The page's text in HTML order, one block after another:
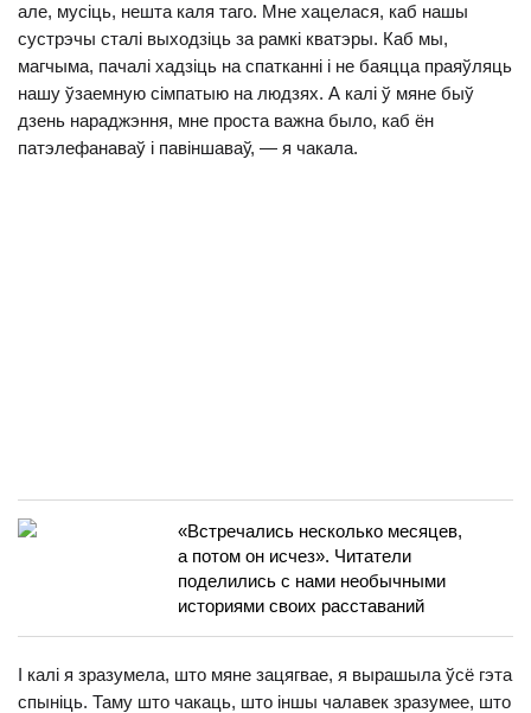
але, мусіць, нешта каля таго. Мне хацелася, каб нашы
сустрэчы сталі выходзіць за рамкі кватэры. Каб мы,
магчыма, пачалі хадзіць на спатканні і не баяцца праяўляць
нашу ўзаемную сімпатыю на людзях. А калі ў мяне быў
дзень нараджэння, мне проста важна было, каб ён
патэлефанаваў і павіншаваў, — я чакала.
«Встречались несколько месяцев,
а потом он исчез». Читатели
поделились с нами необычными
историями своих расставаний
І калі я зразумела, што мяне зацягвае, я вырашыла ўсё гэта
спыніць. Таму што чакаць, што іншы чалавек зразумее, што